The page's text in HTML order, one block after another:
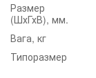
Матеріал:
Размер
(ШхГхВ), мм.
Вага, кг
Типоразмер